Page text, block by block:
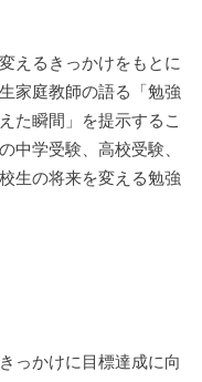
えるきっかけをもとに
家庭教師の語る「勉強
た瞬間」を提示するこ
中学受験、高校受験、
生の将来を変える勉強
っかけに目標達成に向